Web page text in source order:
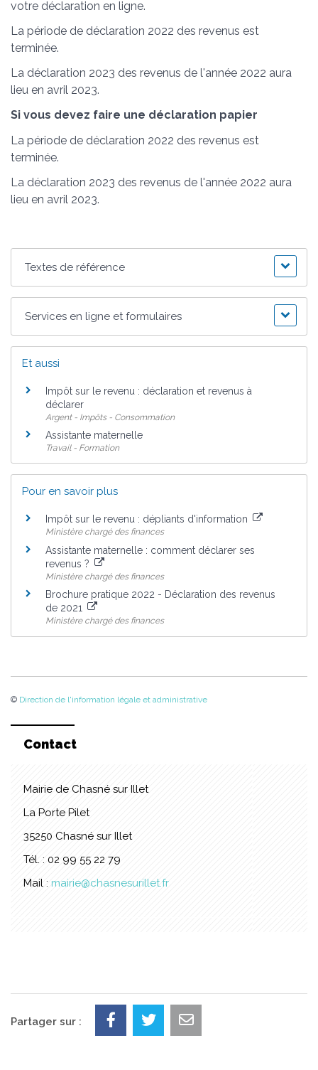
votre déclaration en ligne.
La période de déclaration 2022 des revenus est
terminée.
La déclaration 2023 des revenus de l'année 2022 aura
lieu en avril 2023.
Si vous devez faire une déclaration papier
La période de déclaration 2022 des revenus est
terminée.
La déclaration 2023 des revenus de l'année 2022 aura
lieu en avril 2023.
Textes de référence
Services en ligne et formulaires
Et aussi
Impôt sur le revenu : déclaration et revenus à
déclarer
Argent - Impôts - Consommation
Assistante maternelle
Travail - Formation
Pour en savoir plus
Impôt sur le revenu : dépliants d'information
Ministère chargé des finances
Assistante maternelle : comment déclarer ses
revenus ?
Ministère chargé des finances
Brochure pratique 2022 - Déclaration des revenus
de 2021
Ministère chargé des finances
© Direction de l'information légale et administrative
Contact
Mairie de Chasné sur Illet
La Porte Pilet
35250 Chasné sur Illet
Tél. : 02 99 55 22 79
Mail : mairie@chasnesurillet.fr
Partager sur :